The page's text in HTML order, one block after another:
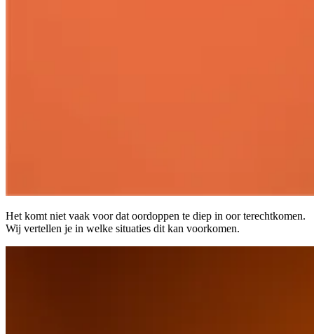
Het komt niet vaak voor dat oordoppen te diep in oor terechtkomen.
Wij vertellen je in welke situaties dit kan voorkomen.